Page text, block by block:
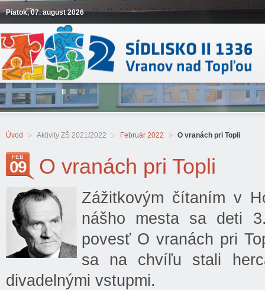
Piatok, 07. august 2026
Úvod Aktivity ZŠ 2021/2022 Február 2022 O vranách pri Topli
FEB
09 O vranách pri Topli
Zážitkovým čítaním v
nášho mesta sa deti
povesť O vranách pri
sa na chvíľu stali
divadelnými vstupmi.